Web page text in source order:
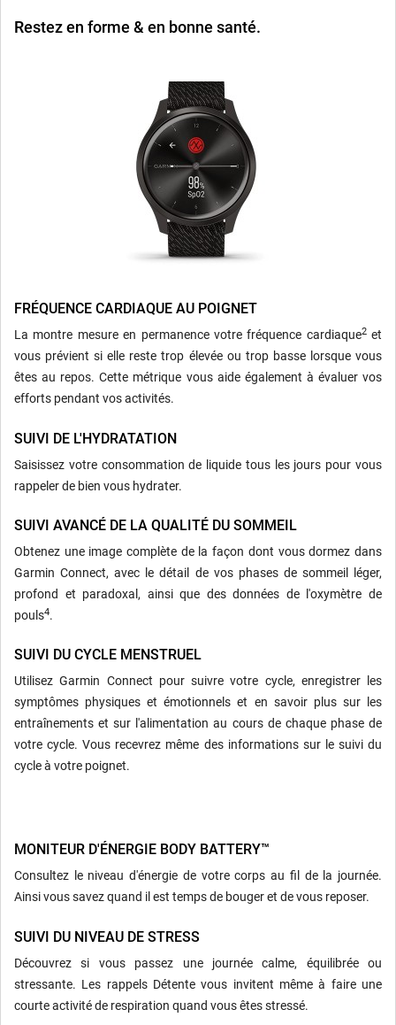
Restez en forme & en bonne santé.
FRÉQUENCE CARDIAQUE AU POIGNET
La montre mesure en permanence votre fréquence cardiaque2et
vous prévient si elle reste trop élevée ou trop basse lorsque vous
êtes au repos. Cette métrique vous aide également à évaluer vos
efforts pendant vos activités.
SUIVI DE L'HYDRATATION
Saisissez votre consommation de liquide tous les jours pour vous
rappeler de bien vous hydrater.
SUIVI AVANCÉ DE LA QUALITÉ DU SOMMEIL
Obtenez une image complète de la façon dont vous dormez dans
Garmin Connect, avec le détail de vos phases de sommeil léger,
profond et paradoxal, ainsi que des données de l'oxymètre de
pouls4.
SUIVI DU CYCLE MENSTRUEL
Utilisez Garmin Connect pour suivre votre cycle, enregistrer les
symptômes physiques et émotionnels et en savoir plus sur les
entraînements et sur l'alimentation au cours de chaque phase de
votre cycle. Vous recevrez même des informations sur le suivi du
cycle à votre poignet.
MONITEUR D'ÉNERGIE BODY BATTERY™
Consultez le niveau d'énergie de votre corps au fil de la journée.
Ainsi vous savez quand il est temps de bouger et de vous reposer.
SUIVI DU NIVEAU DE STRESS
Découvrez si vous passez une journée calme, équilibrée ou
stressante. Les rappels Détente vous invitent même à faire une
courte activité de respiration quand vous êtes stressé.